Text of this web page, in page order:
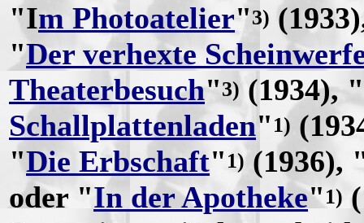
"Im Photoatelier"3)
"Der verhexte
Theaterbesuch"3) (1934), "
Schallplattenladen" 1)
"Die Erbschaft" 1) (1936),
oder "In der Apotheke"1)